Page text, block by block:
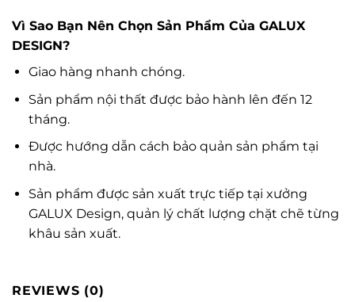
Vì Sao Bạn Nên Chọn Sản Phẩm Của GALUX
DESIGN?
Giao hàng nhanh chóng.
Sản phẩm nội thất được bảo hành lên đến 12
tháng.
Được hướng dẫn cách bảo quản sản phẩm tại
nhà.
Sản phẩm được sản xuất trực tiếp tại xưởng
GALUX Design, quản lý chất lượng chặt chẽ từng
khâu sản xuất.
REVIEWS (0)